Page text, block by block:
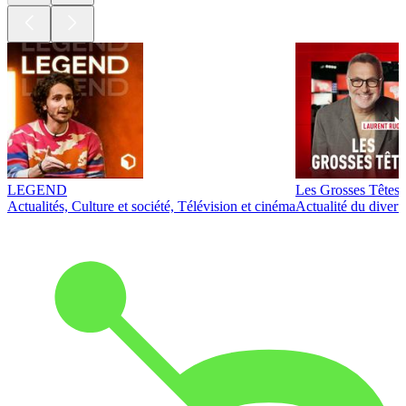
LEGEND
Actualités, Culture et société, Télévision et cinéma
Les Grosses Têtes
Actualité du